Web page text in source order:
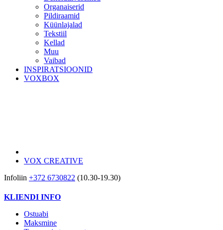
Organaiserid
Pildiraamid
Küünlajalad
Tekstiil
Kellad
Muu
Vaibad
INSPIRATSIOONID
VOXBOX
VOX CREATIVE
Infoliin +372 6730822 (10.30-19.30)
KLIENDI INFO
Ostuabi
Maksmine